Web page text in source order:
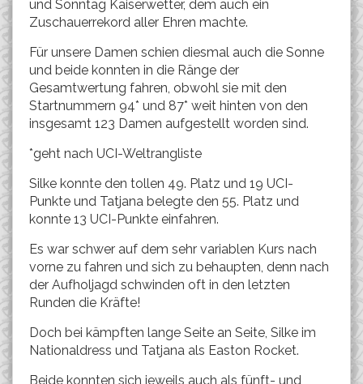
und Sonntag Kaiserwetter, dem auch ein
Zuschauerrekord aller Ehren machte.
Für unsere Damen schien diesmal auch die Sonne
und beide konnten in die Ränge der
Gesamtwertung fahren, obwohl sie mit den
Startnummern 94* und 87* weit hinten von den
insgesamt 123 Damen aufgestellt worden sind.
*geht nach UCI-Weltrangliste
Silke konnte den tollen 49. Platz und 19 UCI-
Punkte und Tatjana belegte den 55. Platz und
konnte 13 UCI-Punkte einfahren.
Es war schwer auf dem sehr variablen Kurs nach
vorne zu fahren und sich zu behaupten, denn nach
der Aufholjagd schwinden oft in den letzten
Runden die Kräfte!
Doch bei kämpften lange Seite an Seite, Silke im
Nationaldress und Tatjana als Easton Rocket.
Beide konnten sich jeweils auch als fünft- und